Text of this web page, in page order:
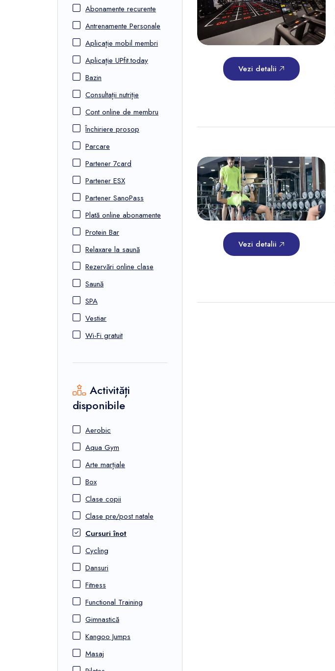
Abonamente recurente
Antrenamente Personale
Aplicație mobil membri
Aplicație UPfit.today
Bazin
Consultații nutriție
Cont online de membru
Închiriere prosop
Parcare
Partener 7card
Partener ESX
Partener SanoPass
Plată online abonamente
Protein Bar
Relaxare la saună
Rezervări online clase
Saună
SPA
Vestiar
Wi-Fi gratuit
Activități
disponibile
Aerobic
Aqua Gym
Arte marțiale
Box
Clase copii
Clase pre/post natale
Cursuri înot
Cycling
Dansuri
Fitness
Functional Training
Gimnastică
Kangoo Jumps
Masaj
Vezi detalii
Vezi detalii